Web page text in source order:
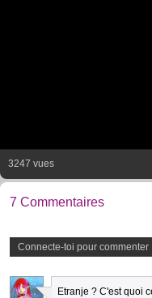
3247 vues
7 Commentaires
Connecte-toi pour commenter
Etranje ? C'est quoi